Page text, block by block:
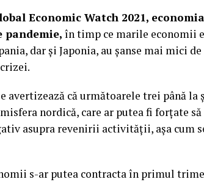
Economic Watch 2021,
pandemie, în timp ce marile economii
dar şi Japonia, au șanse mai mici
avertizează că următoarele trei până la
nordică, care ar putea fi forțate
asupra revenirii activității, așa cum
s-ar putea contracta în primul